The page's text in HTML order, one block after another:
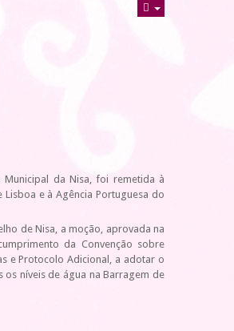
Municipal da Nisa, foi remetida à
e à Agência Portuguesa do
de Nisa, a moção, aprovada na
da Convenção sobre
e Protocolo Adicional, a adotar o
os níveis de água na Barragem de